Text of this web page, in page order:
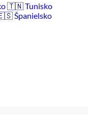
🇹🇳 Tunisko
Španielsko